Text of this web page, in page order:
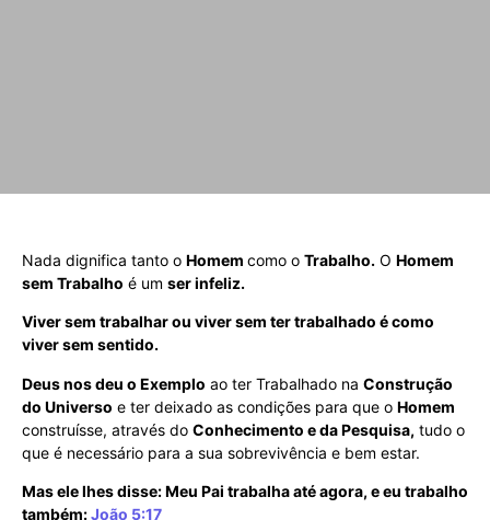
Nada dignifica tanto o Homem como o Trabalho. O Homem
sem Trabalho é um ser infeliz.
Viver sem trabalhar ou viver sem ter trabalhado é como
viver sem sentido.
Deus nos deu o Exemplo ao ter Trabalhado na Construção
do Universo e ter deixado as condições para que o Homem
construísse, através do Conhecimento e da Pesquisa, tudo o
que é necessário para a sua sobrevivência e bem estar.
Mas ele lhes disse: Meu Pai trabalha até agora, e eu trabalho
também:João 5:17